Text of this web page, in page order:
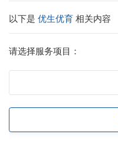
以下是优生优育相关内容
请选择服务项目：